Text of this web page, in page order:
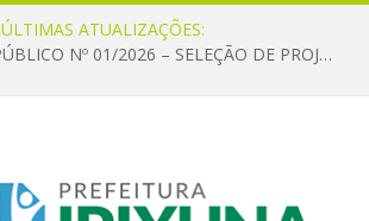
ÚLTIMAS ATUALIZAÇÕES:
CHAMAMENTO PÚBLICO Nº 01/2026 – SELEÇÃO DE PROJETOS PARA FIRMAR TERMO DE EXECUÇÃO CULTURAL COM RECURSOS DA POLÍTICA NACIONAL ALDIR BLANC DE FOMENTO À CULTURA – PNAB (LEI Nº 14.399/2022)